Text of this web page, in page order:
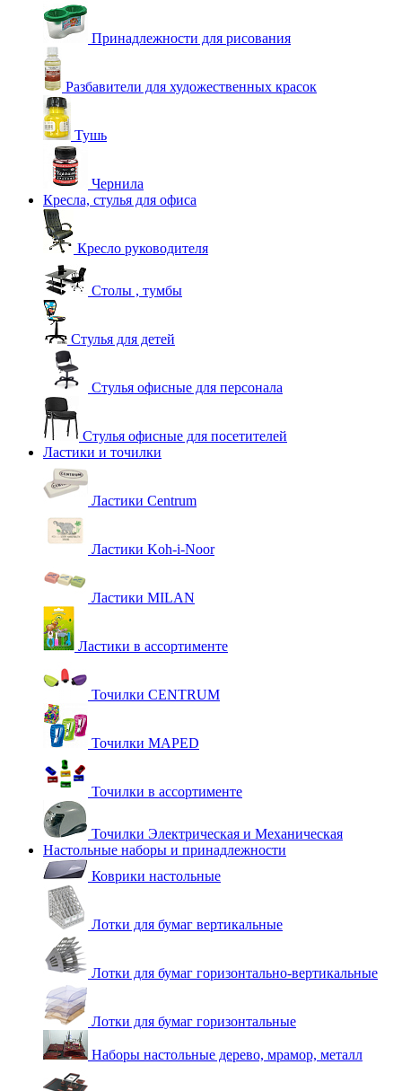
Принадлежности для рисования
Разбавители для художественных красок
Тушь
Чернила
Кресла, стулья для офиса
Кресло руководителя
Столы , тумбы
Стулья для детей
Стулья офисные для персонала
Стулья офисные для посетителей
Ластики и точилки
Ластики Centrum
Ластики Koh-i-Noor
Ластики MILAN
Ластики в ассортименте
Точилки CENTRUM
Точилки MAPED
Точилки в ассортименте
Точилки Электрическая и Механическая
Настольные наборы и принадлежности
Коврики настольные
Лотки для бумаг вертикальные
Лотки для бумаг горизонтально-вертикальные
Лотки для бумаг горизонтальные
Наборы настольные дерево, мрамор, металл